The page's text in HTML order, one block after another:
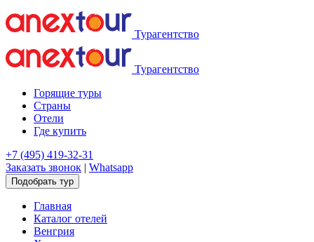
Турагентство
Турагентство
Горящие туры
Страны
Отели
Где купить
+7 (495) 419-32-31
Заказать звонок | Whatsapp
Подобрать тур
Главная
Каталог отелей
Венгрия